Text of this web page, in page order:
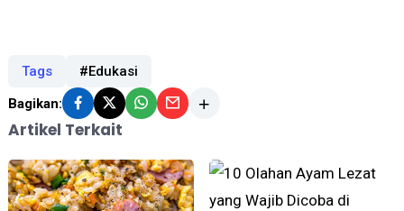
Tags #Edukasi
Bagikan:
Artikel Terkait